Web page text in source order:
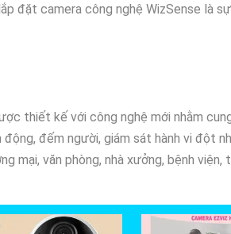
đặt camera công nghệ WizSense là
thiết kế với công nghệ mới nhằm
đếm người, giám sát hành vi đột
mại, văn phòng, nhà xưởng, bệnh viện,